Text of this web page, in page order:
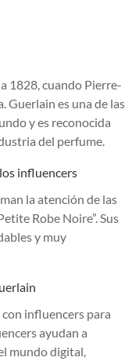
1828, cuando Pierre-
Guerlain es una de las
y es reconocida
del perfume.
influencers
la atención de las
Robe Noire”. Sus
y muy
influencers para
ayudan a
mundo digital,